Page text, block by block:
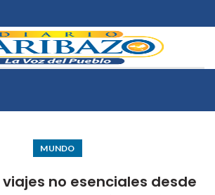
MUNDO
viajes no esenciales desde